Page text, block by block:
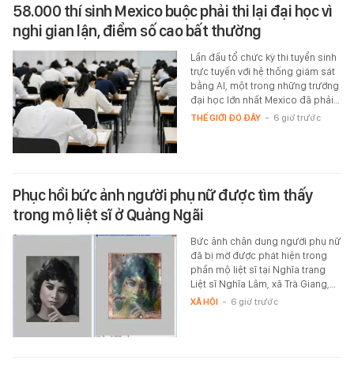
58.000 thí sinh Mexico buộc phải thi lại đại học vì
nghi gian lận, điểm số cao bất thường
Lần đầu tổ chức kỳ thi tuyển sinh
trực tuyến với hệ thống giám sát
bằng AI, một trong những trường
đại học lớn nhất Mexico đã phải…
THẾ GIỚI ĐÓ ĐÂY - 6 giờ trước
Phục hồi bức ảnh người phụ nữ được tìm thấy
trong mộ liệt sĩ ở Quảng Ngãi
Bức ảnh chân dung người phụ nữ
đã bị mờ được phát hiện trong
phần mộ liệt sĩ tại Nghĩa trang
Liệt sĩ Nghĩa Lâm, xã Trà Giang,…
XÃ HỘI - 6 giờ trước